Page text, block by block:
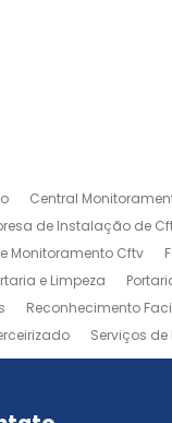
Central
de Instalação de
Monitoramento Cftv
e Limpeza
Reconhecimento
Serviços de